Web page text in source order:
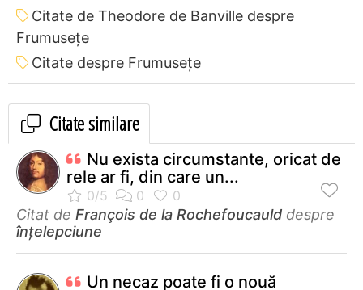
Citate de Theodore de Banville despre
Frumusețe
Citate despre Frumusețe
Citate similare
Nu exista circumstante, oricat de
rele ar fi, din care un...
Citat de François de la Rochefoucauld despre
înțelepciune
Un necaz poate fi o nouă